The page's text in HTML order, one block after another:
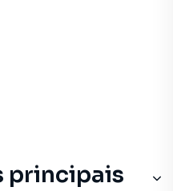
principais